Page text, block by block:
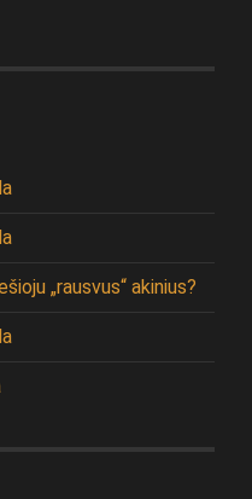
„rausvus“ akinius?